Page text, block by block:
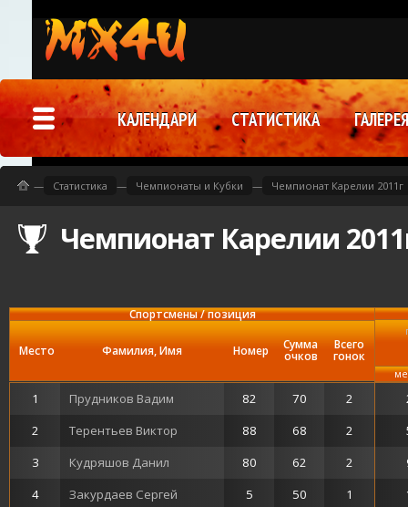
Чемпионат Карелии
Спортсмены / позиция
Место Фамилия, Имя Номер Сумма
очков
Всего
гонок
1 Прудников Вадим 82 70
2
2
Терентьев Виктор 88 68
2
3
Кудряшов Данил 80 62
2
4
Закурдаев Сергей 5 50
1
— Статистика — Чемпионаты и Кубки — Чемпионат Карелии 2011г
КАЛЕНДАРИ СТАТИСТИКА ГАЛЕРЕЯ